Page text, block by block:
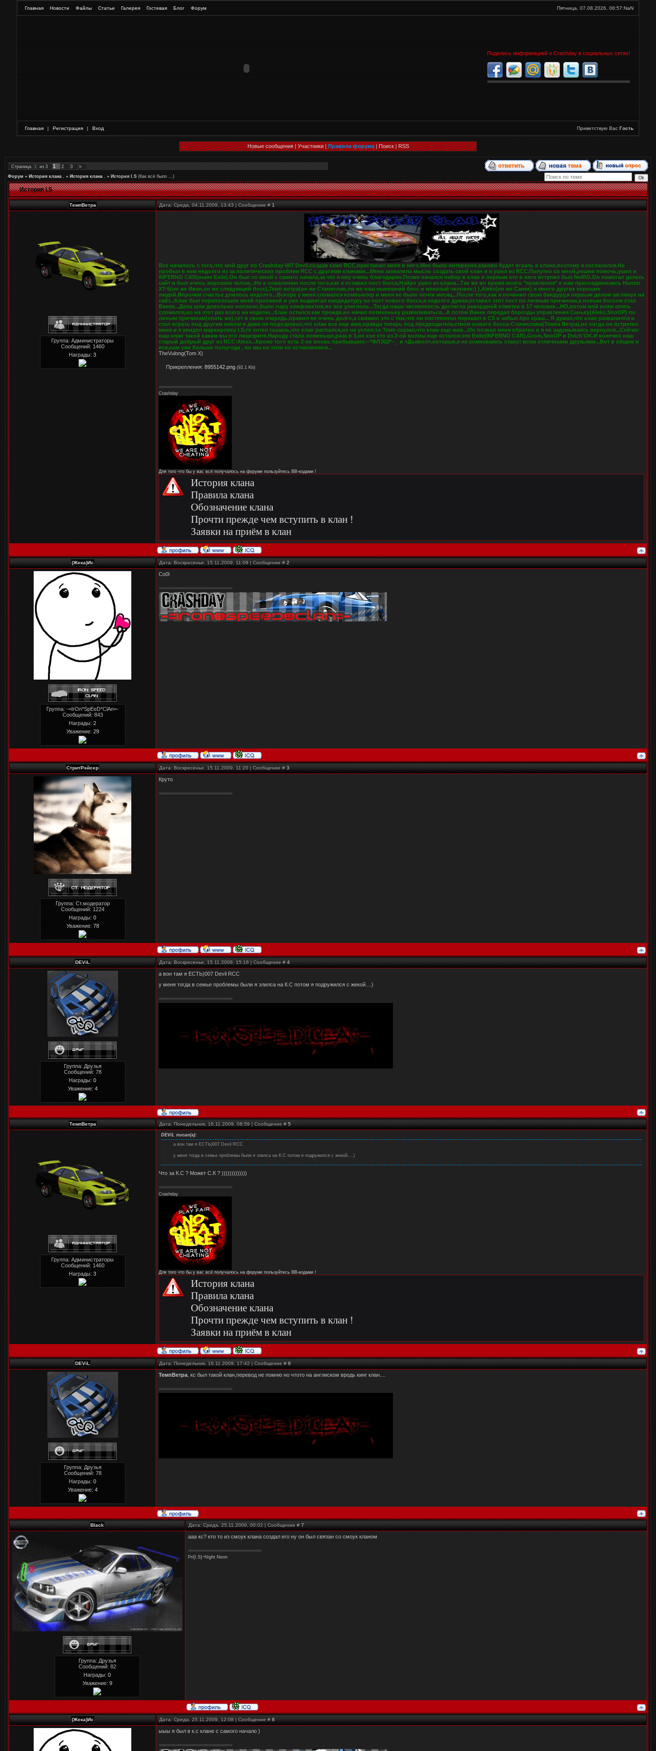
Главная Новости Файлы Статьи Галерея Гостевая Блог Форум Пятница, 07.08.2026,08:57:NaN
Поделись информацией о Crashday в социальных сетях!
Главная | Регистрация | Вход Приветствую ВасГость
Новые сообщения|Участники|Правила форума|Поиск|RSS
Страница 1 из 3 1 2 3
»
Форум » История клана . » История клана . » История I.S (Как всё было ...)
История I.S
ТемпВетра Дата: Среда, 04.11.2009, 13:43 | Сообщение # 1
Группа: Администраторы
Сообщений:1460
Награды:3
Все началось с того,что мой друг по Crashday-007 Devil,создав клан RCC,пригласил меня в него.Мне было интереcно,каково будет играть в клане,поэтому я согласился.Но
пробыл в нем недолго из за политических проблем RCC с другими кланами...Меня захватила мысль создать свой клан и я ушел из RCC.Попутно со мной,решив помочь,ушел и
INFERNO CAR(ныне Exile).Он был со мной с самого начала,за что я ему очень благодарен.Позже начался набор в клан и первым кто в него вступил был NeiRO.Он помогал делать
сайт и был очень хорошим челом...Но к сожалению после того,как я оставил пост босса,Нэйро ушел из клана...Так же во время моего "правления" к нам присоединились Hunter
XT-5(он же Иван,он же следующий босс),Темп ветра(он же Станислав,он же наш нынешний босс и женатый человек:) ),Aleks(он же Санек) и много других хороших
людей.Впрочем счастье длилось недолго...Вскоре у меня сломался компьютер и меня не было почти месяц...После того,как я починил свою бандуру,я первым делом заглянул на
сайт...Клан был переполошен моей пропажей и уже выдвигал кандидатуру на пост нового босса,я недолго думая,оставил этот пост по личным причинам,а новым боссом стал
Ванек...Дела шли довольно неплохо,было пару конфликтов,но все улеглось...Тогда наша численность достигла рекордной отметки в 17 человек...НО,потом мой копм опять
сломался,но на этот раз всего на неделю...Клан остался как прежде,но начал потихоньку разваливаться...А потом Ванек передал борозды управления Саньку(Aleks,SnoOP) по
линым причинам(опять же),тот в свою очередь,правил не очень долго,а связано это с тем,что он постепенно перешел в CS и забыл про краш... Я думал,что клан развалился и
стал играть под другим ником и даже не подозревал,что клан все еще жив,правда теперь под предводительством нового босса-Станислава(Темпа Ветра),но когда он встретил
меня и я увидел маркировку I.S,то хотел сказать,что клан распался,но не успел,т.к Темп сказал,что клан еще жив...Он позвал меня обратно и я не задумываясь вернулся...Сейчас
наш клан такой каким вы его лицезрите.Народу стало поменьше,раза в 3,но кое кто из 2-ой волны еще остался:это Exile(INFERNO CAR),Grom,SnoOP и Dvizh'OK.И конечно наш
старый добрый друг из RCC:Alexx...Кроме того есть 2-ое вновь прибывших:--*ФЛЭШ*--_ и «Дьявол»,которые,я не сомневаюсь станут всем отличными друзьями...Вот в общем и
все,нам уже больше полугода , но мы на этом не остановимся...
TheVulong(Tom X)
Прикрепления: 8955142.png (92.1 Kb)
Crashday
Для того что бы у вас всё получалось на форуме пользуйтесь ВВ-кодами !
История клана
Правила клана
Обозначение клана
Прочти прежде чем вступить в клан !
Заявки на приём в клан
(Жека)Ис Дата: Воскресенье, 15.11.2009, 11:09 | Сообщение # 2
Группа: -=IrOn*SpEeD*ClAn=-
Сообщений:843
Награды:2
Уважение:29
Co0l
СтритРэйсер Дата: Воскресенье, 15.11.2009, 11:20 | Сообщение # 3
Группа: Ст.модератор
Сообщений:1224
Награды:0
Уважение:78
Круто
DEViL Дата: Воскресенье, 15.11.2009, 15:16 | Сообщение #4
Группа: Друзья
Сообщений:78
Награды:0
Уважение:4
а вон там я ЕСТЬ)007 Devil RCC
у меня тогда в семье проблемы были я злилса на К.С потом я подружился с жекой....)
ТемпВетра Дата: Понедельник, 16.11.2009, 08:59 | Сообщение #5
Группа: Администраторы
Сообщений:1460
Награды:3
DEViL писал(а):
а вон там я ЕСТЬ)007 Devil RCC
у меня тогда в семье проблемы были я злилса на К.С потом я подружился с жекой....)
Что за К.С ? Может С.К ? )))))))))))))
Crashday
Для того что бы у вас всё получалось на форуме пользуйтесь ВВ-кодами !
История клана
Правила клана
Обозначение клана
Прочти прежде чем вступить в клан !
Заявки на приём в клан
DEViL Дата: Понедельник, 16.11.2009, 17:42 | Сообщение #6
Группа: Друзья
Сообщений:78
Награды:0
Уважение:4
ТемпВетра , кс был такой клан,перевод не помню но чтото на англиском вродь кинг клан....
Black Дата: Среда, 25.11.2009, 00:02 | Сообщение # 7
Группа: Друзья
Сообщений:82
Награды:0
Уважение:9
ааа кс? кто то из смоук клана создал его ну он был связан со смоук кланом
Pri{I.S}~Night Neon
(Жека)Ис Дата: Среда, 25.11.2009, 12:08 | Сообщение # 8
ыыы я был в к.с клане с самого начало )